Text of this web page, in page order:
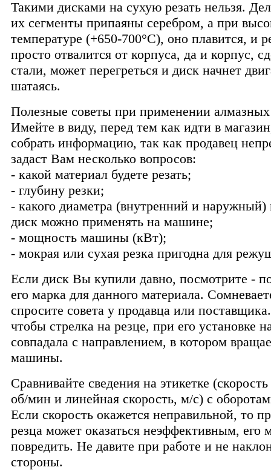
Такими дисками на сухую резать нельзя.
их сегменты припаяны серебром, а при
температуре (+650-700°С), оно плавится, и
просто отвалится от корпуса, да и корпус,
стали, может перегреться и диск начнет
шатаясь.
Полезные советы при применении алмазных
Имейте в виду, перед тем как идти в
собрать информацию, так как продавец
задаст Вам несколько вопросов:
- какой материал будете резать;
- глубину резки;
- какого диаметра (внутренний и
диск можно применять на машине;
- мощность машины (кВт);
- мокрая или сухая резка пригодна для
Если диск Вы купили давно, посмотрите -
его марка для данного материала.
спросите совета у продавца или
чтобы стрелка на резце, при его установке
совпадала с направлением, в котором
машины.
Сравнивайте сведения на этикетке
об/мин и линейная скорость, м/с) с
Если скорость окажется неправильной, то
резца может оказаться неэффективным, его
повредить. Не давите при работе и не
стороны.